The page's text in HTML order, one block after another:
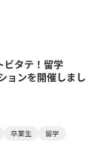
ビタテ！留学
ョンを開催しまし
卒業生 留学